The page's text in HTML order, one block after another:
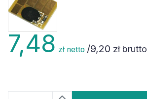
7,48 zł netto /9,20 zł brutto